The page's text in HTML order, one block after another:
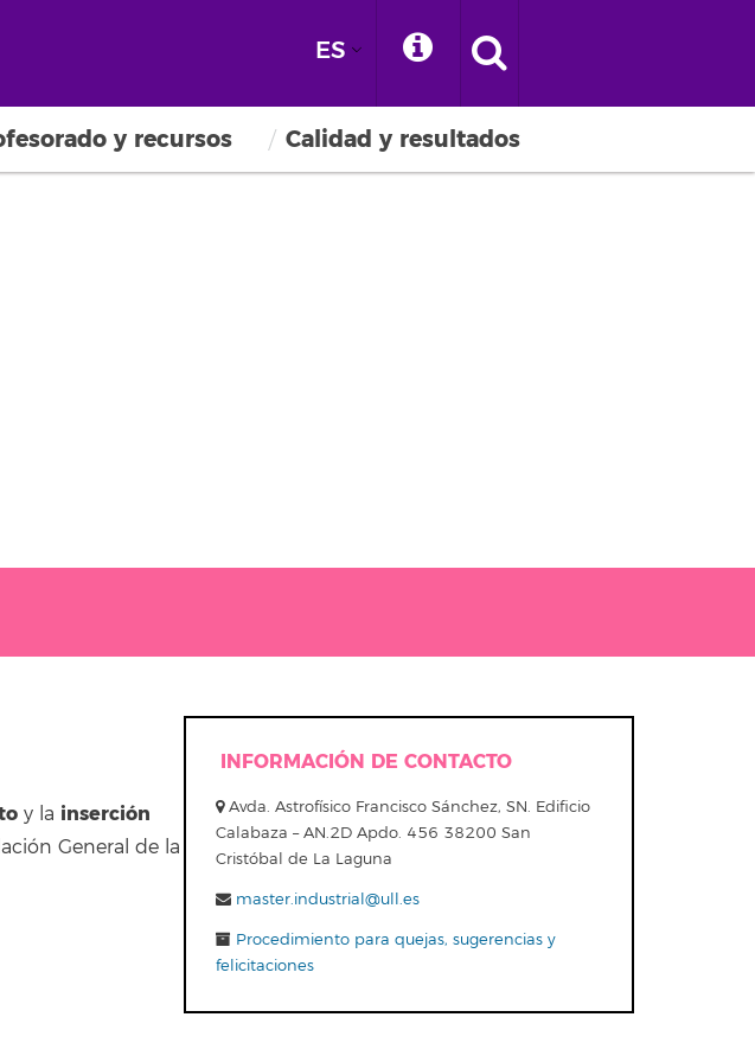
ES
y recursos Calidad y resultados
y la inserción
General de la
INFORMACIÓN DE CONTACTO
Avda. Astrofísico Francisco Sánchez, SN. Edificio
Calabaza – AN.2D Apdo. 456 38200 San
Cristóbal de La Laguna
master.industrial@ull.es
Procedimiento para quejas, sugerencias y
felicitaciones